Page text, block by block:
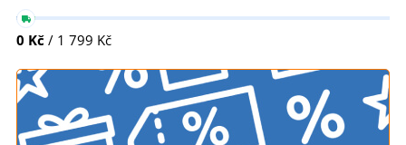
0 Kč / 1 799 Kč